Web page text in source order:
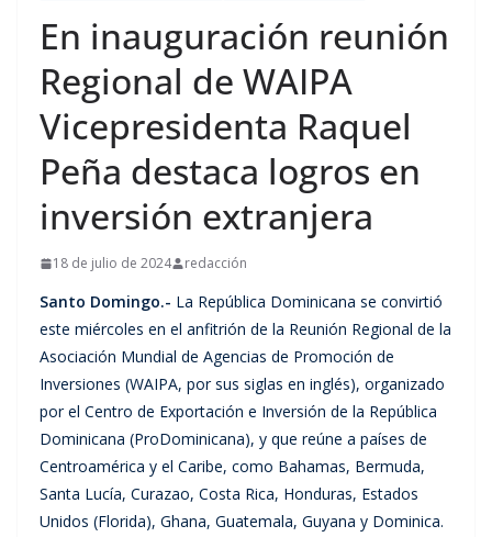
En inauguración reunión
Regional de WAIPA
Vicepresidenta Raquel
Peña destaca logros en
inversión extranjera
18 de julio de 2024 redacción
Santo Domingo.- La República Dominicana se convirtió
este miércoles en el anfitrión de la Reunión Regional de la
Asociación Mundial de Agencias de Promoción de
Inversiones (WAIPA, por sus siglas en inglés), organizado
por el Centro de Exportación e Inversión de la República
Dominicana (ProDominicana), y que reúne a países de
Centroamérica y el Caribe, como Bahamas, Bermuda,
Santa Lucía, Curazao, Costa Rica, Honduras, Estados
Unidos (Florida), Ghana, Guatemala, Guyana y Dominica.